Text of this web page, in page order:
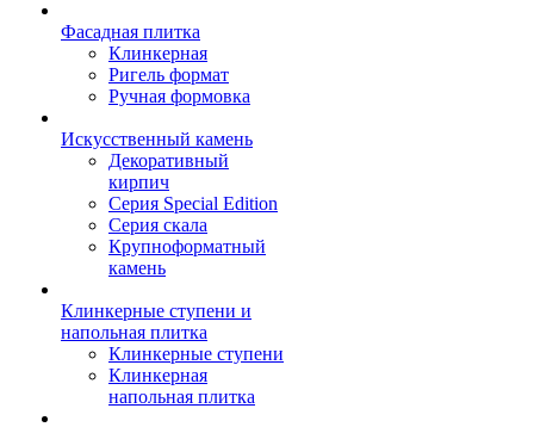
Фасадная плитка
Клинкерная
Ригель формат
Ручная формовка
Искусственный камень
Декоративный
кирпич
Серия Special Edition
Серия скала
Крупноформатный
камень
Клинкерные ступени и
напольная плитка
Клинкерные ступени
Клинкерная
напольная плитка